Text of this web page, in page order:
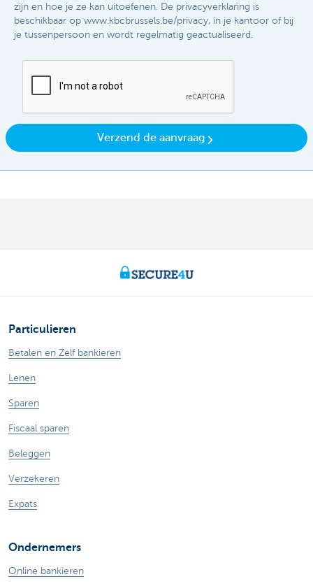
zijn en hoe je ze kan uitoefenen. De privacyverklaring is
beschikbaar op www.kbcbrussels.be/privacy, in je kantoor of bij
je tussenpersoon en wordt regelmatig geactualiseerd.​​
Verzend de aanvraag
Particulieren
Betalen en Zelf bankieren
Lenen
Sparen
Fiscaal sparen
Beleggen
Verzekeren
Expats
Ondernemers
Online bankieren